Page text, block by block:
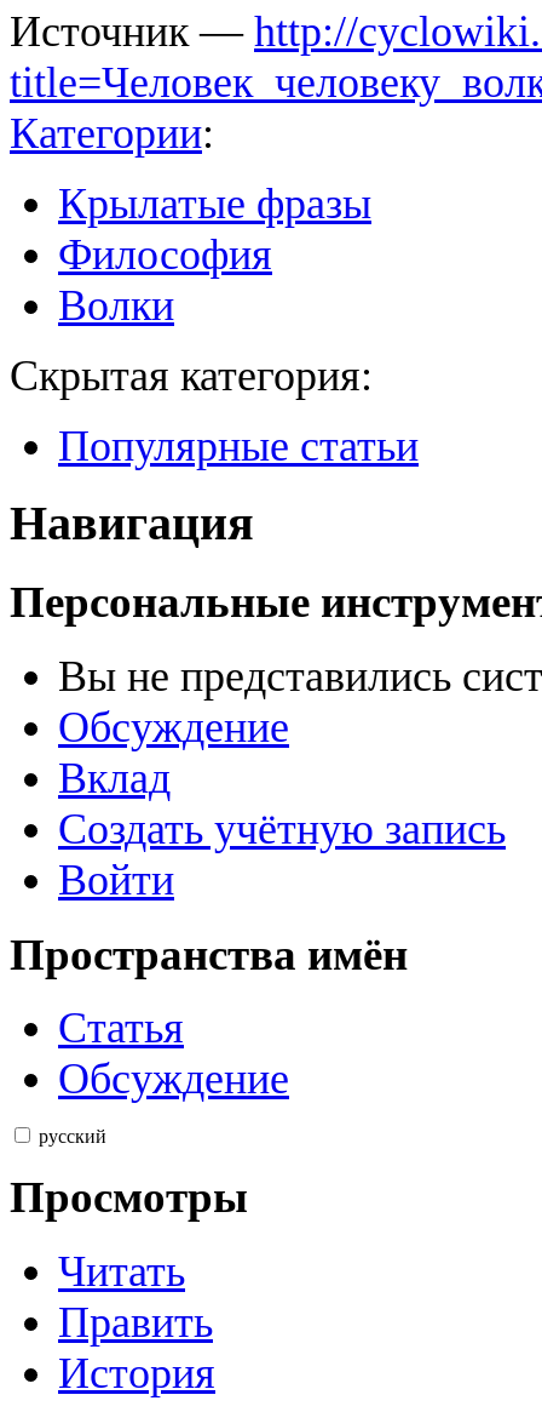
Источник — http://
Категории:
Крылатые фразы
Философия
Волки
Скрытая категория:
Популярные статьи
Навигация
Персональные
Вы не представились
Обсуждение
Вклад
Создать учётную запись
Войти
Пространства имён
Статья
Обсуждение
русский
Просмотры
Читать
Править
История